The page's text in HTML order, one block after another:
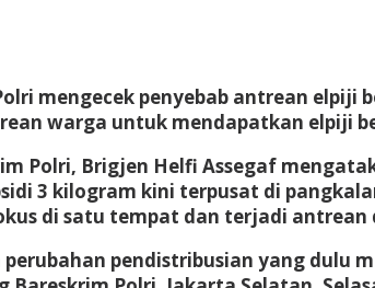
mengecek penyebab antrean elpiji
warga untuk mendapatkan elpiji
Polri, Brigjen Helfi Assegaf
3 kilogram kini terpusat di
di satu tempat dan terjadi antrean
pendistribusian yang dulu